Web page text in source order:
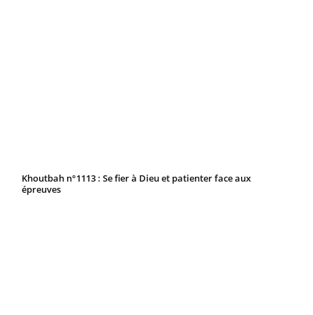
Khoutbah n°1113 : Se fier à Dieu et patienter face aux
épreuves